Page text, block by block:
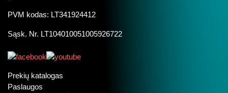
PVM kodas: LT341924412
Sąsk. Nr. LT104010051005926722
Prekių katalogas
Paslaugos